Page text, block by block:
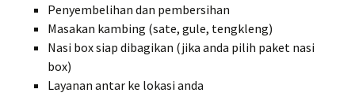
Penyembelihan dan pembersihan
Masakan kambing (sate, gule, tengkleng)
Nasi box siap dibagikan (jika anda pilih paket nasi
box)
Layanan antar ke lokasi anda